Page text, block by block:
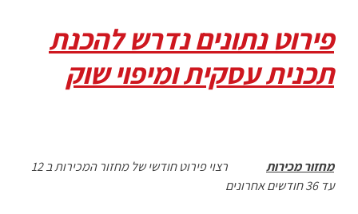
פירוט נתונים נדרש להכנת
תכנית עסקית ומיפוי שוק
מחזור מכירות
רצוי פירוט חודשי של מחזור המכירות ב 12
עד 36 חודשים אחרונים